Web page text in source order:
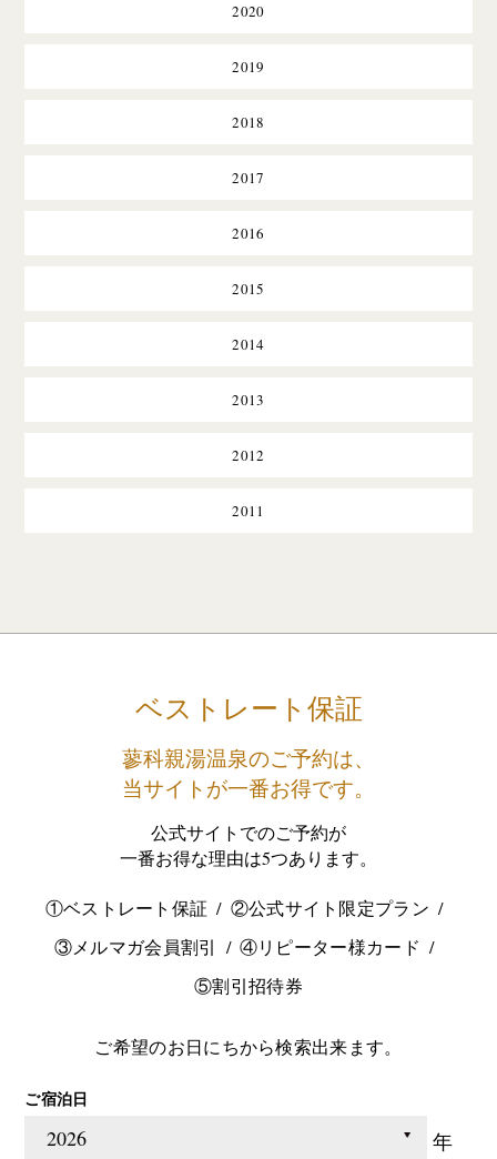
2020
2019
2018
2017
2016
2015
2014
2013
2012
2011
ベストレート保証
蓼科親湯温泉のご予約は、
当サイトが一番お得です。
公式サイトでのご予約が
一番お得な理由は5つあります。
①ベストレート保証
②公式サイト限定プラン
③メルマガ会員割引
④リピーター様カード
⑤割引招待券
ご希望のお日にちから検索出来ます。
ご宿泊日
年